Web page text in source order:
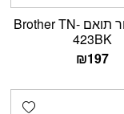
טונר שחור תואם Brother TN-
423BK
₪197